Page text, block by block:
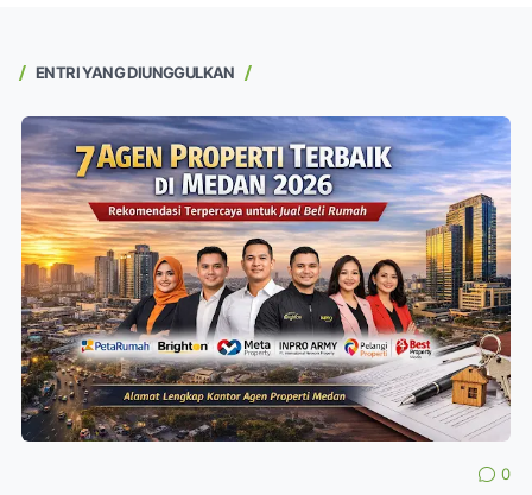
ENTRI YANG DIUNGGULKAN
0